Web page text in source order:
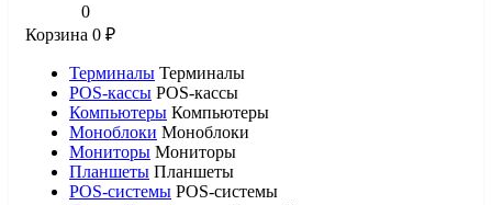
0
Корзина 0 ₽
Терминалы Терминалы
POS-кассы POS-кассы
Компьютеры Компьютеры
Моноблоки Моноблоки
Мониторы Мониторы
Планшеты Планшеты
POS-системы POS-системы